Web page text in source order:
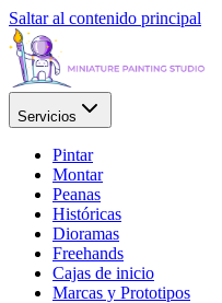
Saltar al contenido principal
Servicios
Pintar
Montar
Peanas
Históricas
Dioramas
Freehands
Cajas de inicio
Marcas y Prototipos